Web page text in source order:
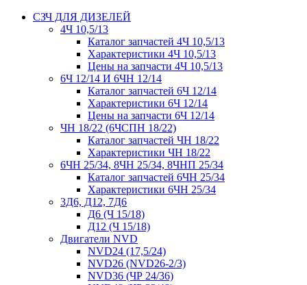
СЗЧ ДЛЯ ДИЗЕЛЕЙ
4Ч 10,5/13
Каталог запчастей 4Ч 10,5/13
Характеристики 4Ч 10,5/13
Цены на запчасти 4Ч 10,5/13
6Ч 12/14 И 6ЧН 12/14
Каталог запчастей 6Ч 12/14
Характеристики 6Ч 12/14
Цены на запчасти 6Ч 12/14
ЧН 18/22 (6ЧСПН 18/22)
Каталог запчастей ЧН 18/22
Характеристики ЧН 18/22
6ЧН 25/34, 8ЧН 25/34, 8ЧНП 25/34
Каталог запчастей 6ЧН 25/34
Характеристики 6ЧН 25/34
3Д6, Д12, 7Д6
Д6 (Ч 15/18)
Д12 (Ч 15/18)
Двигатели NVD
NVD24 (17,5/24)
NVD26 (NVD26-2/3)
NVD36 (ЧР 24/36)